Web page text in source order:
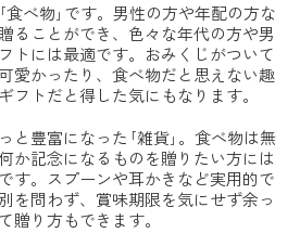
べ物｣です。男性の方や年配の方な
ることができ、色々な年代の方や男
トには最適です。おみくじがついて
愛かったり、食べ物だと思えない趣
フトだと得した気にもなります。
と豊富になった｢雑貨｣。食べ物は無
か記念になるものを贈りたい方には
す。スプーンや耳かきなど実用的で
を問わず、賞味期限を気にせず余っ
贈り方もできます。